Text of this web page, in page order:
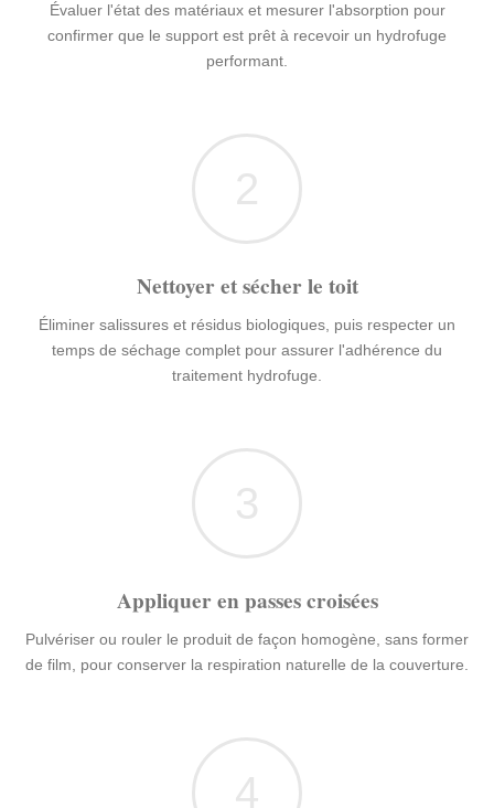
Évaluer l'état des matériaux et mesurer l'absorption pour
confirmer que le support est prêt à recevoir un hydrofuge
performant.
2
Nettoyer et sécher le toit
Éliminer salissures et résidus biologiques, puis respecter un
temps de séchage complet pour assurer l'adhérence du
traitement hydrofuge.
3
Appliquer en passes croisées
Pulvériser ou rouler le produit de façon homogène, sans former
de film, pour conserver la respiration naturelle de la couverture.
4